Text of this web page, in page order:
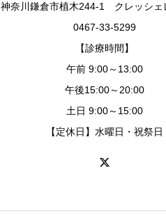
神奈川鎌倉市植木244-1 クレッシェ
0467-33-5299
【診療時間】
午前 9:00～13:00
午後15:00～20:00
土日 9:00～15:00
【定休日】水曜日・祝祭日